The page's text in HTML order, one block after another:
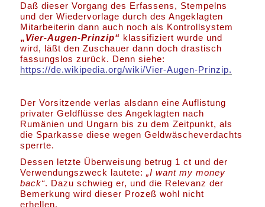
Daß dieser Vorgang des Erfassens, Stempelns
und der Wiedervorlage durch des Angeklagten
Mitarbeiterin dann auch noch als Kontrollsystem
„Vier-Augen-Prinzip“ klassifiziert wurde und
wird, läßt den Zuschauer dann doch drastisch
fassungslos zurück. Denn siehe:
https://de.wikipedia.org/wiki/Vier-Augen-Prinzip.
Der Vorsitzende verlas alsdann eine Auflistung
privater Geldflüsse des Angeklagten nach
Rumänien und Ungarn bis zu dem Zeitpunkt, als
die Sparkasse diese wegen Geldwäscheverdachts
sperrte.
Dessen letzte Überweisung betrug 1 ct und der
Verwendungszweck lautete:„I want my money
back“. Dazu schwieg er, und die Relevanz der
Bemerkung wird dieser Prozeß wohl nicht
erhellen.